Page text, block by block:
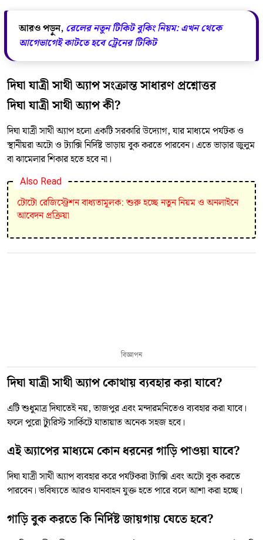
আরও পড়ুন, রেলের নতুন টিকিট বুকিং নিয়ম: এখন থেকে
আগেভাগেই কাটতে হবে ট্রেনের টিকিট
দিঘা যাত্রী সাথী অ্যাপ সংক্রান্ত সাধারণ প্রশ্নোত্তর
দিঘা যাত্রী সাথী অ্যাপ কী?
দিঘা যাত্রী সাথী অ্যাপ হলো একটি সরকারি উদ্যোগ, যার মাধ্যমে পর্যটক ও
স্থানীয়রা অটো ও ট্যাক্সি নির্দিষ্ট ভাড়ায় বুক করতে পারবেন। এতে ভাড়ার জুলুম
বা ঝামেলার শিকার হতে হবে না।
Also Read
টোটো রেজিস্ট্রেশন বাধ্যতামূলক: শুরু হচ্ছে নতুন নিয়ম ও অনলাইনে
আবেদন প্রক্রিয়া
বিজ্ঞাপন
দিঘা যাত্রী সাথী অ্যাপ কোথায় ব্যবহার করা যাবে?
এটি শুধুমাত্র দিঘাতেই নয়, তাজপুর এবং মন্দারমনিতেও ব্যবহার করা যাবে।
ফলে পুরো ট্যুরিস্ট সার্কিটে যাতায়াত অনেক সহজ হবে।
এই অ্যাপের মাধ্যমে কোন ধরনের গাড়ি পাওয়া যাবে?
দিঘা যাত্রী সাথী অ্যাপ ব্যবহার করে পর্যটকরা ট্যাক্সি এবং অটো বুক করতে
পারবেন। ভবিষ্যতে আরও যানবাহন যুক্ত হতে পারে বলে আশা করা হচ্ছে।
গাড়ি বুক করতে কি নির্দিষ্ট জায়গায় যেতে হবে?